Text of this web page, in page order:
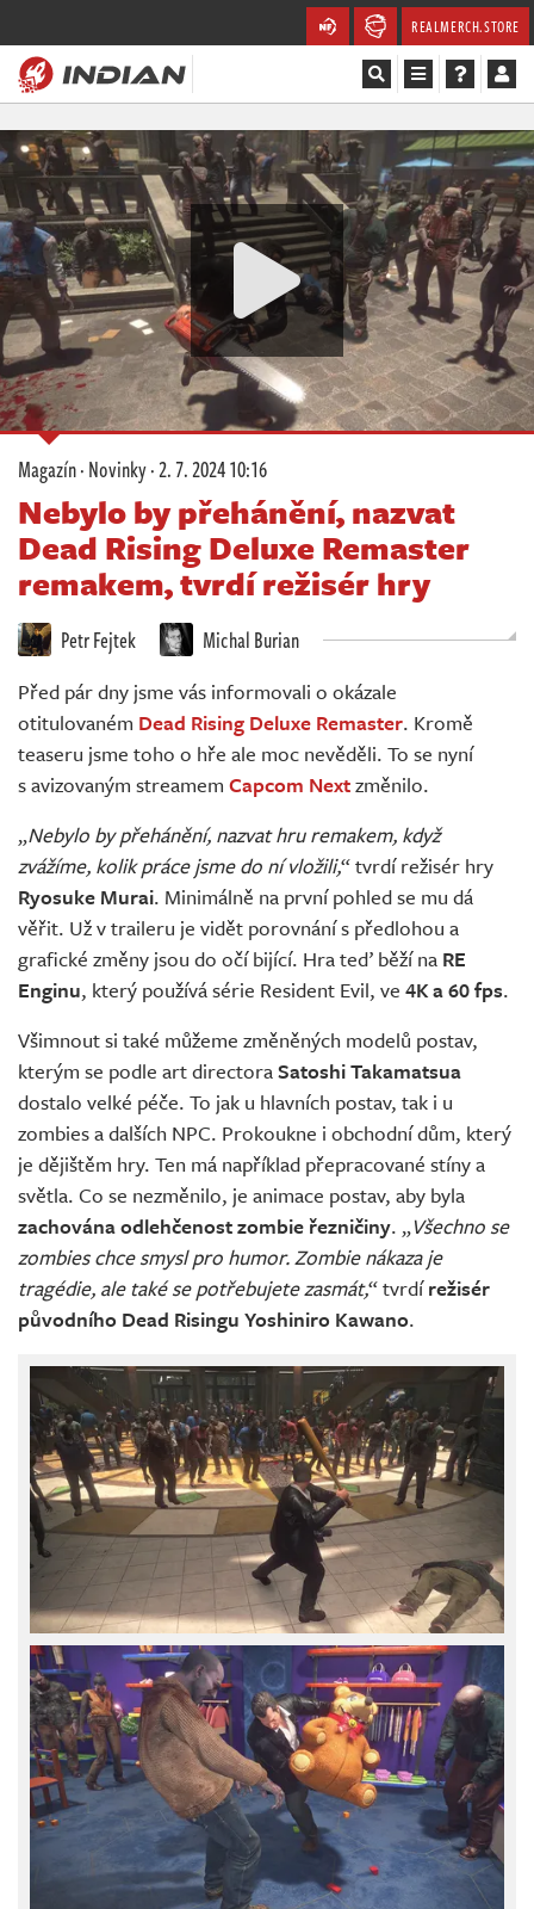
REALMERCH.STORE
Magazín
Recenze
Videa
Soutěže
Databáze
Komunita
Redakce
Živě
Magazín·Novinky·2. 7. 2024 10:16
Nebylo by přehánění, nazvat
Dead Rising Deluxe Remaster
remakem, tvrdí režisér hry
Petr Fejtek Michal Burian
Před pár dny jsme vás informovali o okázale
otitulovaném Dead Rising Deluxe Remaster. Kromě
teaseru jsme toho o hře ale moc nevěděli. To se nyní
s avizovaným streamem Capcom Nextzměnilo.
„Nebylo by přehánění, nazvat hru remakem, když
zvážíme, kolik práce jsme do ní vložili,“ tvrdí režisér hry
Ryosuke Murai. Minimálně na první pohled se mu dá
věřit. Už v traileru je vidět porovnání s předlohou a
grafické změny jsou do očí bijící. Hra teď běží na RE
Enginu, který používá série Resident Evil, ve 4K a 60 fps.
Všimnout si také můžeme změněných modelů postav,
kterým se podle art directoraSatoshi Takamatsua
dostalo velké péče. To jak u hlavních postav, tak i u
zombies a dalších NPC. Prokoukne i obchodní dům, který
je dějištěm hry. Ten má například přepracované stíny a
světla. Co se nezměnilo, je animace postav, aby byla
zachována odlehčenost zombie řezničiny. „Všechno se
zombies chce smysl pro humor. Zombie nákaza je
tragédie, ale také se potřebujete zasmát,“ tvrdírežisér
původního Dead Risingu Yoshiniro Kawano.